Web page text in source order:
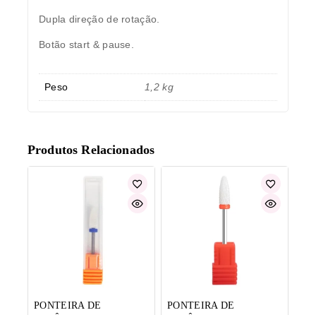
Dupla direção de rotação.
Botão start & pause.
Peso 1,2 kg
Produtos Relacionados
PONTEIRA DE
PONTEIRA DE